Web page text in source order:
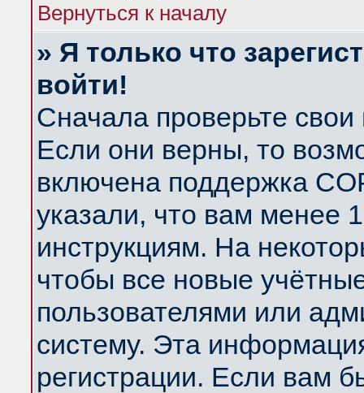
Вернуться к началу
» Я только что
войти!
Сначала проверьте
Если они верны, то
включена поддержка
указали, что вам менее
инструкциям. На
чтобы все новые
пользователями или
систему. Эта
регистрации. Если вам